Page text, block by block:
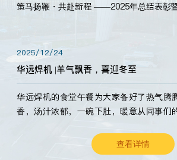
策马扬鞭・共赴新程 ——2025年总结表彰
2025/12/24
华远焊机 |羊气飘香，喜迎冬至
华远焊机的食堂午餐为大家备好了热气腾
香，汤汁浓郁，一碗下肚，暖意从同事们
查看详情